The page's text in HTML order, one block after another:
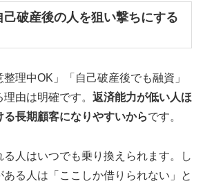
破産後の人を狙い撃ちにする
理中OK」「自己破産後でも融資」
由は明確です。 返済能力が低い人ほ
る長期顧客になりやすいからです。
人はいつでも乗り換えられます。し
る人は「ここしか借りられない」と